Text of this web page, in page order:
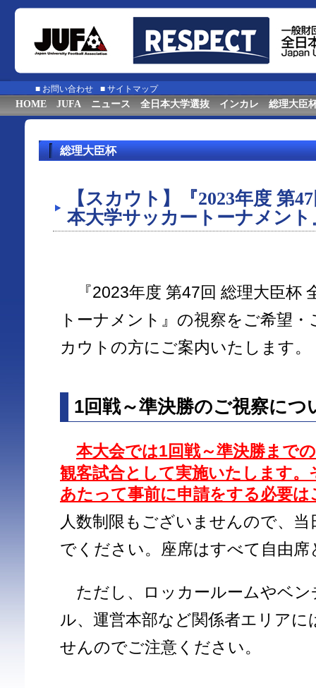
■ お問い合わせ ■ サイトマップ
HOME JUFA ニュース 全日本大学選抜 インカレ 総理大臣
総理大臣杯
【スカウト】『2023年度 第
本大学サッカートーナメン
『2023年度 第47回 総理大臣杯
トーナメント』の視察をご希望
カウトの方にご案内いたします。
1回戦～準決勝のご視察につ
本大会では1回戦～準決勝まで
観客試合として実施いたします
あたって事前に申請をする必要
人数制限もございませんので、
でください。座席はすべて自由
ただし、ロッカールームやベン
ル、運営本部など関係者エリア
せんのでご注意ください。